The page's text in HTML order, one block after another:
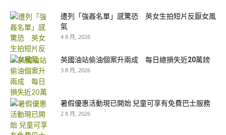
遭列「強姦名單」感驚恐 英女生拍短片反厭女風
氣
4 8 月, 2026
英國油站偷油個案升兩成 每日總損失近20萬鎊
3 8 月, 2026
暑假優惠活動現已開始 兒童可享有免費巴士服務
2 8 月, 2026